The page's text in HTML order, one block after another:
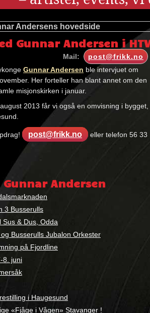
Andersens hovedside
Gunnar Andersen i HTV
post@frikk.no
Mail:
Gunnar Andersen ble intervjuet om
Her forteller han blant annet om den
misjonskirken i januar.
2013 får vi også en omvisning i bygget,
post@frikk.no
eller telefon 56 33
Andersen
3 Busserulls
& Dus, Odda
Busserulls Jubalon Orkester
på Fjordline
8. juni
i Haugesund
«Fjåge i Vågen» Stavanger !